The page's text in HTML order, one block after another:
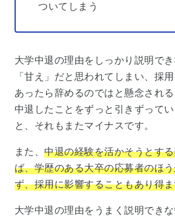
ついてしまう
大学中退の理由をしっかり説明で
「甘え」だと思われてしまい、採
あったら辞めるのではと懸念される
中退したことをずっと引きずって
と、それもまたマイナスです。
また、中退の経験を活かそうとす
ば、学歴のある大卒の応募者のほ
ず、採用に影響することもあり得
大学中退の理由をうまく説明でき